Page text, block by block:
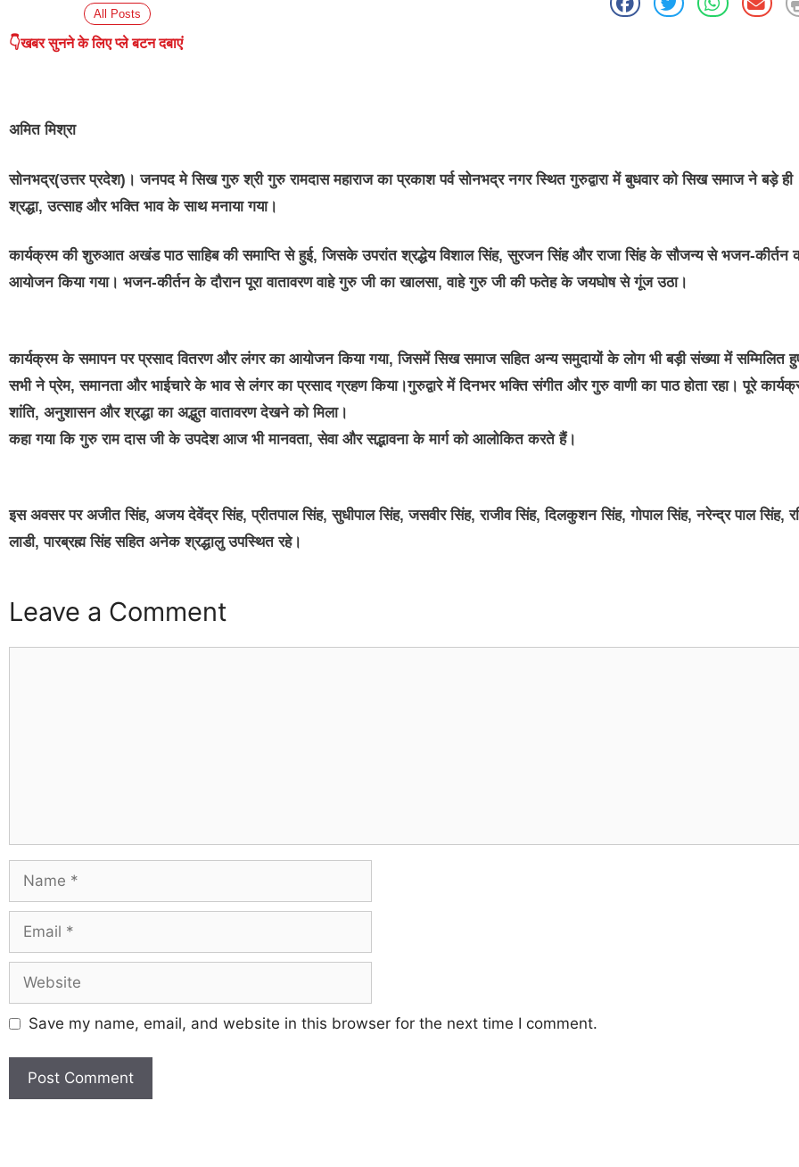
All Posts
👇खबर सुनने के लिए प्ले बटन दबाएं
अमित मिश्रा
सोनभद्र(उत्तर प्रदेश)। जनपद मे सिख गुरु श्री गुरु रामदास महाराज का प्रकाश पर्व सोनभद्र नगर स्थित गुरुद्वारा में बुधवार को सिख समाज ने बड़े ही
श्रद्धा, उत्साह और भक्ति भाव के साथ मनाया गया।
कार्यक्रम की शुरुआत अखंड पाठ साहिब की समाप्ति से हुई, जिसके उपरांत श्रद्धेय विशाल सिंह, सुरजन सिंह और राजा सिंह के सौजन्य से भजन-कीर्तन
आयोजन किया गया। भजन-कीर्तन के दौरान पूरा वातावरण वाहे गुरु जी का खालसा, वाहे गुरु जी की फतेह के जयघोष से गूंज उठा।
कार्यक्रम के समापन पर प्रसाद वितरण और लंगर का आयोजन किया गया, जिसमें सिख समाज सहित अन्य समुदायों के लोग भी बड़ी संख्या में सम्मिलित
सभी ने प्रेम, समानता और भाईचारे के भाव से लंगर का प्रसाद ग्रहण किया।गुरुद्वारे में दिनभर भक्ति संगीत और गुरु वाणी का पाठ होता रहा। पूरे
शांति, अनुशासन और श्रद्धा का अद्भुत वातावरण देखने को मिला।
कहा गया कि गुरु राम दास जी के उपदेश आज भी मानवता, सेवा और सद्भावना के मार्ग को आलोकित करते हैं।
इस अवसर पर अजीत सिंह, अजय देवेंद्र सिंह, प्रीतपाल सिंह, सुधीपाल सिंह, जसवीर सिंह, राजीव सिंह, दिलकुशन सिंह, गोपाल सिंह, नरेन्द्र पाल सिंह,
लाडी, पारब्रह्म सिंह सहित अनेक श्रद्धालु उपस्थित रहे।
Leave a Comment
Save my name, email, and website in this browser for the next time I comment.